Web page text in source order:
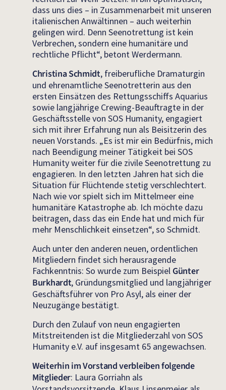
dass uns dies – in Zusammenarbeit mit unseren
italienischen Anwältinnen – auch weiterhin
gelingen wird. Denn Seenotrettung ist kein
Verbrechen, sondern eine humanitäre und
rechtliche Pflicht“, betont Werdermann.
Christina Schmidt, freiberufliche Dramaturgin
und ehrenamtliche Seenotretterin aus den
ersten Einsätzen des Rettungsschiffs Aquarius
sowie langjährige Crewing-Beauftragte in der
Geschäftsstelle von SOS Humanity, engagiert
sich mit ihrer Erfahrung nun als Beisitzerin des
neuen Vorstands. „Es ist mir ein Bedürfnis, mich
nach Beendigung meiner Tätigkeit bei SOS
Humanity weiter für die zivile Seenotrettung zu
engagieren. In den letzten Jahren hat sich die
Situation für Flüchtende stetig verschlechtert.
Nach wie vor spielt sich im Mittelmeer eine
humanitäre Katastrophe ab. Ich möchte dazu
beitragen, dass das ein Ende hat und mich für
mehr Menschlichkeit einsetzen“, so Schmidt.
Auch unter den anderen neuen, ordentlichen
Mitgliedern findet sich herausragende
Fachkenntnis: So wurde zum Beispiel Günter
Burkhardt, Gründungsmitglied und langjähriger
Geschäftsführer von Pro Asyl, als einer der
Neuzugänge bestätigt.
Durch den Zulauf von neun engagierten
Mitstreitenden ist die Mitgliederzahl von SOS
Humanity e.V. auf insgesamt 65 angewachsen.
Weiterhin im Vorstand verbleiben folgende
Mitglieder: Laura Gorriahn als